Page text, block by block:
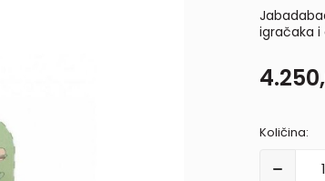
igračaka
Količina: